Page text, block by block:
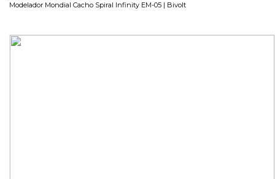
Modelador Mondial Cacho Spiral Infinity EM-05 | Bivolt